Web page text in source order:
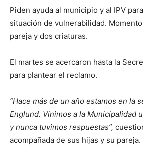
Piden ayuda al municipio y al IPV
situación de vulnerabilidad.
pareja y dos criaturas.
El martes se acercaron hasta la
para plantear el reclamo.
“Hace más de un año estamos en la
Englund. Vinimos a la Municipalidad
y nunca tuvimos respuestas”,
acompañada de sus hijas y su pareja.